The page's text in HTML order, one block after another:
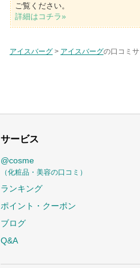
ご覧ください。
詳細はコチラ»
アイスバーグ > アイスバーグの口コミ
サービス
@cosme
（化粧品・美容の口コミ）
ランキング
ポイント・クーポン
ブログ
Q&A